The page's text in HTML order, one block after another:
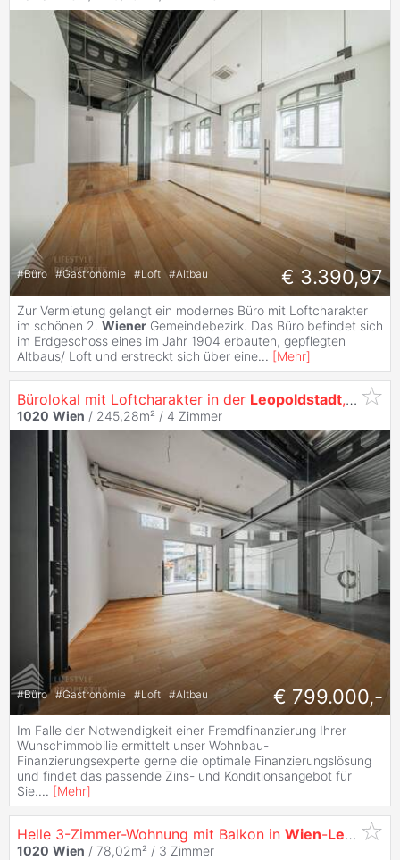
#Büro #Gastronomie #Loft #Altbau € 3.390,97
Zur Vermietung gelangt ein modernes Büro mit Loftcharakter
im schönen 2. Wiener Gemeindebezirk. Das Büro befindet sich
im Erdgeschoss eines im Jahr 1904 erbauten, gepflegten
Altbaus/ Loft und erstreckt sich über eine... [Mehr]
Bürolokal mit Loftcharakter in der Leopoldstadt, Nähe Donauinsel
1020 Wien / 245,28m² / 4 Zimmer
#Büro #Gastronomie #Loft #Altbau € 799.000,-
Im Falle der Notwendigkeit einer Fremdfinanzierung Ihrer
Wunschimmobilie ermittelt unser Wohnbau-
Finanzierungsexperte gerne die optimale Finanzierungslösung
und findet das passende Zins- und Konditionsangebot für
Sie.... [Mehr]
Helle 3-Zimmer-Wohnung mit Balkon in Wien-Leopoldstadt
1020 Wien / 78,02m² / 3 Zimmer